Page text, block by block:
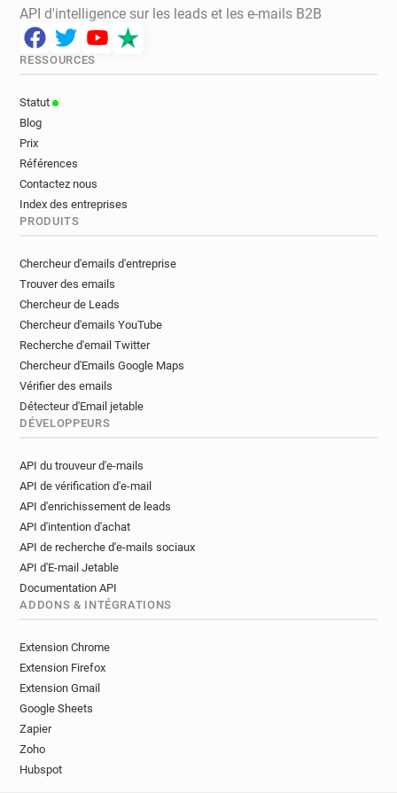
API d'intelligence sur les leads et les e-mails B2B
RESSOURCES
Statut
Blog
Prix
Références
Contactez nous
Index des entreprises
PRODUITS
Chercheur d'emails d'entreprise
Trouver des emails
Chercheur de Leads
Chercheur d'emails YouTube
Recherche d'email Twitter
Chercheur d'Emails Google Maps
Vérifier des emails
Détecteur d'Email jetable
DÉVELOPPEURS
API du trouveur d'e-mails
API de vérification d'e-mail
API d'enrichissement de leads
API d'intention d'achat
API de recherche d'e-mails sociaux
API d'E-mail Jetable
Documentation API
ADDONS & INTÉGRATIONS
Extension Chrome
Extension Firefox
Extension Gmail
Google Sheets
Zapier
Zoho
Hubspot